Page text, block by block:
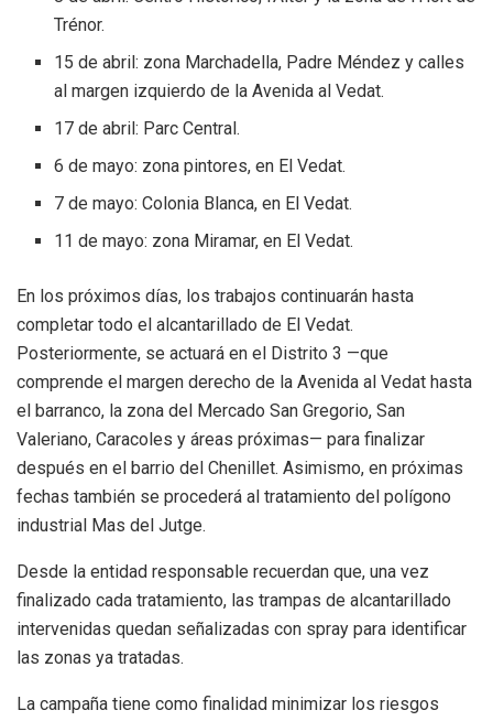
Trénor.
15 de abril: zona Marchadella, Padre Méndez y calles
al margen izquierdo de la Avenida al Vedat.
17 de abril: Parc Central.
6 de mayo: zona pintores, en El Vedat.
7 de mayo: Colonia Blanca, en El Vedat.
11 de mayo: zona Miramar, en El Vedat.
En los próximos días, los trabajos continuarán hasta
completar todo el alcantarillado de El Vedat.
Posteriormente, se actuará en el Distrito 3 —que
comprende el margen derecho de la Avenida al Vedat hasta
el barranco, la zona del Mercado San Gregorio, San
Valeriano, Caracoles y áreas próximas— para finalizar
después en el barrio del Chenillet. Asimismo, en próximas
fechas también se procederá al tratamiento del polígono
industrial Mas del Jutge.
Desde la entidad responsable recuerdan que, una vez
finalizado cada tratamiento, las trampas de alcantarillado
intervenidas quedan señalizadas con spray para identificar
las zonas ya tratadas.
La campaña tiene como finalidad minimizar los riesgos